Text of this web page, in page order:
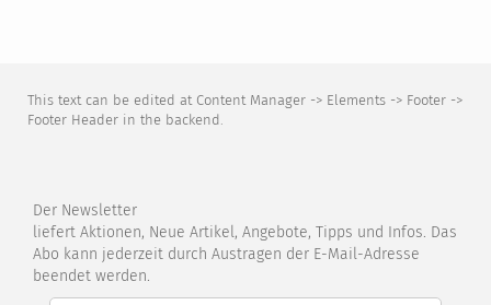
This text can be edited at Content Manager -> Elements -> Footer ->
Footer Header in the backend.
Der Newsletter
liefert Aktionen, Neue Artikel, Angebote, Tipps und Infos. Das
Abo kann jederzeit durch Austragen der E-Mail-Adresse
beendet werden.